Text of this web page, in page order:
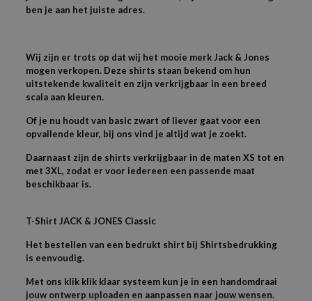
ben je aan het juiste adres.
Wij zijn er trots op dat wij het mooie merk Jack & Jones
mogen verkopen. Deze shirts staan bekend om hun
uitstekende kwaliteit en zijn verkrijgbaar in een breed
scala aan kleuren.
Of je nu houdt van basic zwart of liever gaat voor een
opvallende kleur, bij ons vind je altijd wat je zoekt.
Daarnaast zijn de shirts verkrijgbaar in de maten XS tot en
met 3XL, zodat er voor iedereen een passende maat
beschikbaar is.
T-Shirt JACK & JONES Classic
Het bestellen van een bedrukt shirt bij Shirtsbedrukking
is eenvoudig.
Met ons klik klik klaar systeem kun je in een handomdraai
jouw ontwerp uploaden en aanpassen naar jouw wensen.